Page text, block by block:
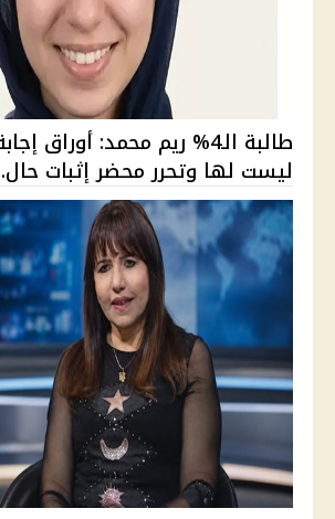
طالبة الـ4% ريم محمد: أوراق
ليست لها وتحرر محضر إثبات